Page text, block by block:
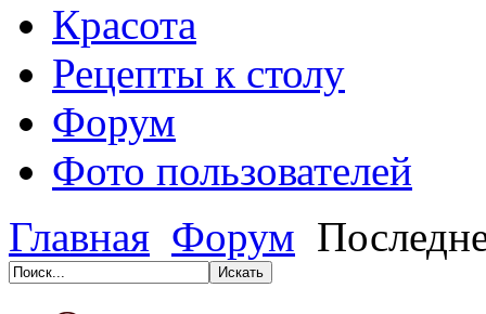
Красота
Рецепты к столу
Форум
Фото пользователей
Главная Форум